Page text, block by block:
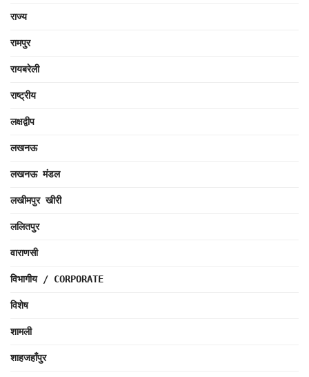
राज्य
रामपुर
रायबरेली
राष्ट्रीय
लक्षद्वीप
लखनऊ
लखनऊ मंडल
लखीमपुर खीरी
ललितपुर
वाराणसी
विभागीय / CORPORATE
विशेष
शामली
शाहजहाँपुर